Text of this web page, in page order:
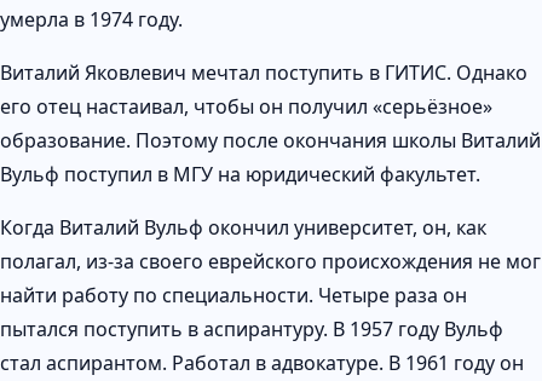
умерла в 1974 году.
Виталий Яковлевич мечтал поступить в ГИТИС. Однако
его отец настаивал, чтобы он получил «серьёзное»
образование. Поэтому после окончания школы Виталий
Вульф поступил в МГУ на юридический факультет.
Когда Виталий Вульф окончил университет, он, как
полагал, из-за своего еврейского происхождения не мог
найти работу по специальности. Четыре раза он
пытался поступить в аспирантуру. В 1957 году Вульф
стал аспирантом. Работал в адвокатуре. В 1961 году он